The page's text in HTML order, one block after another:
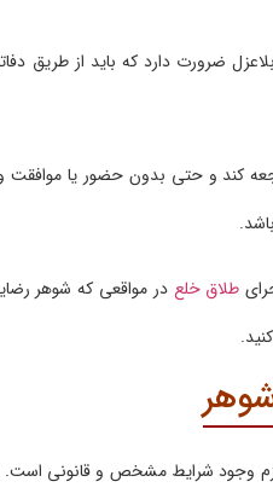
ضرورت دارد که باید از طریق
کند و حتی بدون حضور یا موافقت
طلاق خلع در مواقعی که شوهر
وجود شرایط مشخص و قانونی است.